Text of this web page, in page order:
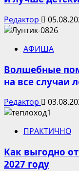
Редактор
АФИША
Волшебные
на все случаи
Редактор
ПРАКТИЧНО
Как выгодно
2027 году